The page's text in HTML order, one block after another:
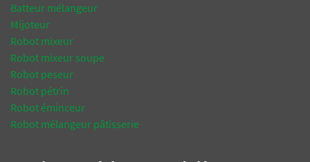
Batteur mélangeur
Mijoteur
Robot mixeur
Robot mixeur soupe
Robot peseur
Robot pétrin
Robot éminceur
Robot mélangeur pâtisserie